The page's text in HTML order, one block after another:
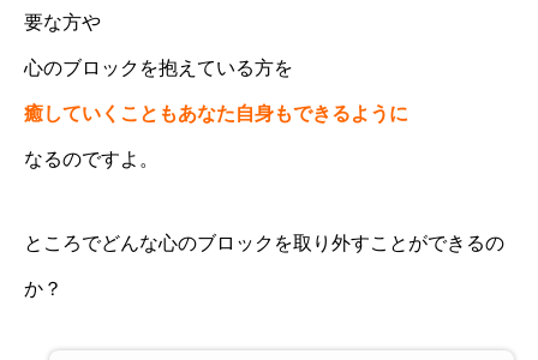
要な方や
心のブロックを抱えている方を
癒していくこともあなた自身もできるように
なるのですよ。
ところでどんな心のブロックを取り外すことができるの
か？